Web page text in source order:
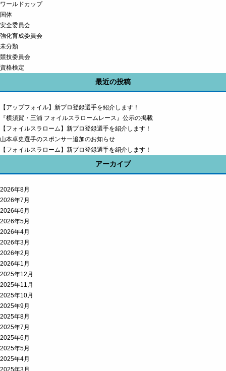
ワールドカップ
国体
安全委員会
強化育成委員会
未分類
競技委員会
資格検定
最近の投稿
【アップフォイル】新プロ登録選手を紹介します！
『横須賀・三浦 フォイルスラロームレース』公示の掲載
【フォイルスラローム】新プロ登録選手を紹介します！
山本卓史選手のスポンサー追加のお知らせ
【フォイルスラローム】新プロ登録選手を紹介します！
アーカイブ
2026年8月
2026年7月
2026年6月
2026年5月
2026年4月
2026年3月
2026年2月
2026年1月
2025年12月
2025年11月
2025年10月
2025年9月
2025年8月
2025年7月
2025年6月
2025年5月
2025年4月
2025年3月